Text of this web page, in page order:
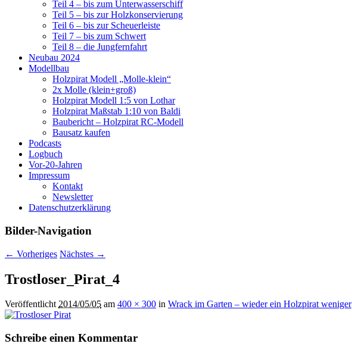
Teil 4 – bis zum Unterwasserschiff
Teil 5 – bis zur Holzkonservierung
Teil 6 – bis zur Scheuerleiste
Teil 7 – bis zum Schwert
Teil 8 – die Jungfernfahrt
Neubau 2024
Modellbau
Holzpirat Modell „Molle-klein“
2x Molle (klein+groß)
Holzpirat Modell 1:5 von Lothar
Holzpirat Maßstab 1:10 von Baldi
Baubericht – Holzpirat RC-Modell
Bausatz kaufen
Podcasts
Logbuch
Vor-20-Jahren
Impressum
Kontakt
Newsletter
Datenschutzerklärung
Bilder-Navigation
← Vorheriges Nächstes →
Trostloser_Pirat_4
Veröffentlicht2014/05/05 am 400 × 300 in Wrack im Garten – wieder ein Holzpirat weniger
Schreibe einen Kommentar